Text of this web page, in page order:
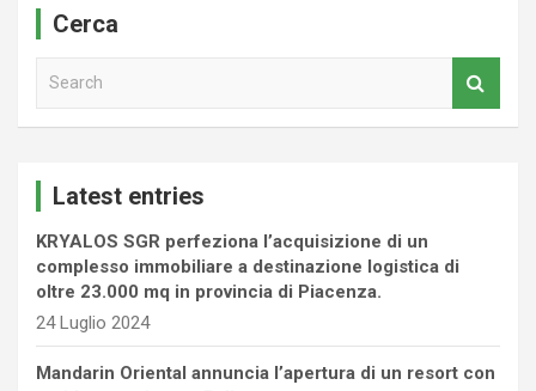
Cerca
Latest entries
KRYALOS SGR perfeziona l’acquisizione di un
complesso immobiliare a destinazione logistica di
oltre 23.000 mq in provincia di Piacenza.
24 Luglio 2024
Mandarin Oriental annuncia l’apertura di un resort con